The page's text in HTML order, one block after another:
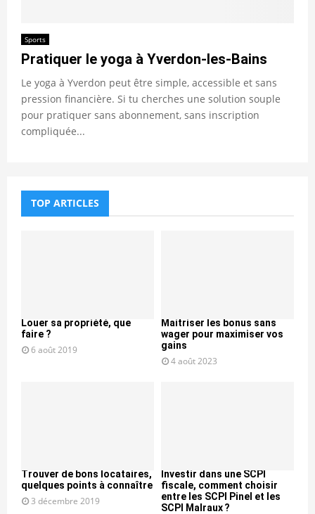
Sports
Pratiquer le yoga à Yverdon-les-Bains
Le yoga à Yverdon peut être simple, accessible et sans
pression financière. Si tu cherches une solution souple
pour pratiquer sans abonnement, sans inscription
compliquée...
TOP ARTICLES
Louer sa propriété, que
faire ?
6 août 2019
Maitriser les bonus sans
wager pour maximiser vos
gains
4 août 2023
Trouver de bons locataires,
quelques points à connaître
3 décembre 2019
Investir dans une SCPI
fiscale, comment choisir
entre les SCPI Pinel et les
SCPI Malraux ?